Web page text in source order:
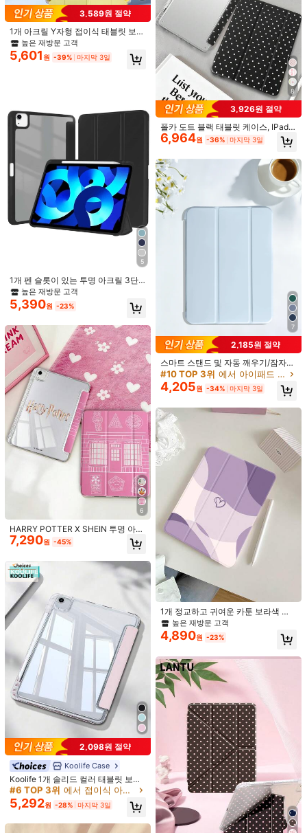
iPad Pro 11 2022(11-inch) iPad 10 2022(10.9-inch)
iPad Air6(M2)2024(11-inch)
iPad Air6(M2)2024(13-inch)
iPad Pro 13(M4)2024(13-inch)
Xiaomi Redmi Pad SE 2023(11-inch)
Xiaomi Pad 6 Pro 2023(11-inch)
Xiaomi Pad 6 2023(11-inch)
Samsung Galaxy Tab S9 FE+ 2023(12.4-inch)
Samsung Galaxy Tab S9 FE 2023(10.9-inch)
Samsung Galaxy Tab S9+ 2023(12.4-inch)
Samsung Galaxy Tab S9 2023(11-inch)
Huawei MatePad 11.5 S 2024/2025(11.5-inch)
Xiaomi Pad 7 2024(11.2-inch)
Xiaomi Pad 7 Pro 2024(11.2-inch)
iPad mini 7 2024(8.3-inch)
Samsung Galaxy Tab S10+ 2024(12.4-inch)
Huawei MatePad Se 11 2024(11-inch)
iPad Air7(M3)2025 (11-inch)
iPad 11(A16)2025(11-inch)
iPad Air7(M3)2025(13-inch)
Huawei MatePad 2025(11.5-inch)
Huawei MatePad Pro 2025(12.2-inch)
Honor Pad V9 2024(11.5-inch)
Redmi Pad 2 2025(11-inch)
Xiaomi pad 8 Pro 2025(11.2-inch)
Xiaomi pad 8 2025(11.2-inch)
iPad Pro 13(M5)2025(13-inch)
iPad Pro 11(M5)2025(11‑inch)
Samsung Galaxy Tab S10 FE 2025(10.9-inch)
Huawei MatePad 2026(11.5-inch)
iPad Air 8(M4)2026(13인치)
iPad Air 8(M4)2026(11인치)
South Korea
3,589원 절약
1개 아크릴 Y자형 접이식 태블릿 보호
케이스, 레몬 옐로우, 자석 잠금, 다중
각도 스탠드, 펜 슬롯, 높은 투명도 아
크릴 후면 쉘 굽힘 방지 긁힘 방지, 절
1(M4)/Pro13(M4) 2024 12.9/Air 8
(M4)2026(11인치)/ Air 8(M4)2026(1
3인치) 인치와 호환. 아크릴 하드 백
높은 재방문 고객
5,601 원 -39% 마지막 3일
5
1개 펜 슬롯이 있는 투명 아크릴 3단
스탠드, 컬러 프레임 소프트 엣지 풀
커버리지 아크릴 백 태블릿 케이스(절
전/절전 해제 기능 포함), IPad Mini 6/
ro 11인치/10세대/12.9/Air 11인치(M
2)-2024/Air 13인치(M2)-2024/Pro
11인치(M4)-2024/Pro 13인치(M4)-
2024와 호환
높은 재방문 고객
5,390원 -23%
6
HARRY POTTER X SHEIN 투명 아크
릴 3단 양면 인쇄 핑크 창 디스플레이
패턴 페인트 플랫 커버 케이스 Mini 6/
Air 5/10.9/Pro 11/10/2024 Air 11 (M
2)/Pro11 (M4) 2024/Air 11-인치 (M
3) 2025/ (A16) 11-인치 11세대 2025
모델 고투명 커버, 제품에는 펜이 포함
되어 있지 않습니다. 일부 모델은 프레
임에 내장 펜 슬롯이 장착되어 있습니
다
7,290원 -45%
2,098원 절약
Koolife Case
Koolife 1개 솔리드 컬러 태블릿 보호
케이스, 펜 슬롯이 있는 자석 잠금, Y
자형 접이식 스탠드, 아크릴 투명 백
커버, IPad 8.3/9.7/10.2/10.5/10.9/1
11/A8/A9/A11 호환
#6 TOP 3위 에서 접이식 아이패드 케이스 패드 케이스
높은 재방문 고객
#6 TOP 3위 에서 접이식 아이패드 케이스 패드 케이스
높은 재방문 고객
#6 TOP 3위 에서 접이식 아이패드 케이스 패드 케이스
높은 재방문 고객
#6 TOP 3위 에서 접이식 아이패드 케이스 패드 케이스
5,292원 -28% 마지막 3일
8
3,926원 절약
폴카 도트 블랙 태블릿 케이스, IPad
Mini6/Mini7/Air/Air2/9.7/10.2/10.5/1
0.9 (Air4-Air8)/Pro 11/10th Gen/A1
크릴 백쉘이 있는 페인팅 패턴 태블릿
케이스, 삼단 접이식 스탠드, 자동 절
전/깨우기, 내장 펜슬 슬롯, 펜슬 미포
함, 일부 모델 카메라 프레임 있음
6,964원 -36% 마지막 3일
7
2,185원 절약
스마트 스탠드 및 자동 깨우기/잠자기
기능이 있는 슬림 충격 방지 보호 케이
스, 삼성 갤럭시 태블릿, 애플 미니 4/
5/6, 9.7/10.2/10.5인치, 에어 4/5/6, 1
에어 11(M2), 에어 13 및 프로 11(M4)
과 호환
#10 TOP 3위 에서 아이패드 프로 12.9인치 2020 플립 패드 케이스
4,205원 -34% 마지막 3일
1개 정교하고 귀여운 카툰 보라색 하
트 컬러블록 펜 슬롯 페인팅 실리콘 접
이식 충격 방지 태블릿 보호 케이스 슬
립/웨이크 지원 삼성 호환
높은 재방문 고객
4,890원 -23%